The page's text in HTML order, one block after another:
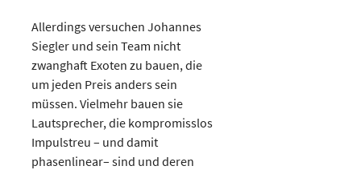
Allerdings versuchen Johannes
Siegler und sein Team nicht
zwanghaft Exoten zu bauen, die
um jeden Preis anders sein
müssen. Vielmehr bauen sie
Lautsprecher, die kompromisslos
Impulstreu – und damit
phasenlinear– sind und deren